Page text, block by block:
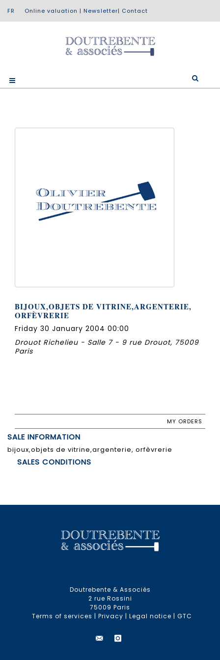
Online valuation | Newsletter| Contact
BIJOUX,OBJETS DE VITRINE,ARGENTERIE,
ORFÈVRERIE
Friday 30 January 2004 00:00
Drouot Richelieu - Salle 7 - 9 rue Drouot, 75009
Paris
MY ORDERS
SALE INFORMATION
bijoux,objets de vitrine,argenterie, orfèvrerie
SALES CONDITIONS
Doutrebente & Associés
2 rue Rossini
75009 Paris
Terms of services | Privacy | Legal notice | GTC